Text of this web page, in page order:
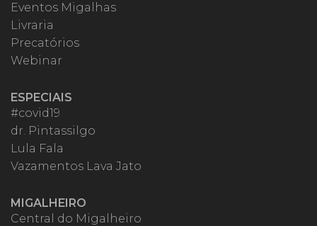
Eventos Migalhas
Livraria
Precatórios
Webinar
ESPECIAIS
#covid19
dr. Pintassilgo
Lula Fala
Vazamentos Lava Jato
MIGALHEIRO
Central do Migalheiro